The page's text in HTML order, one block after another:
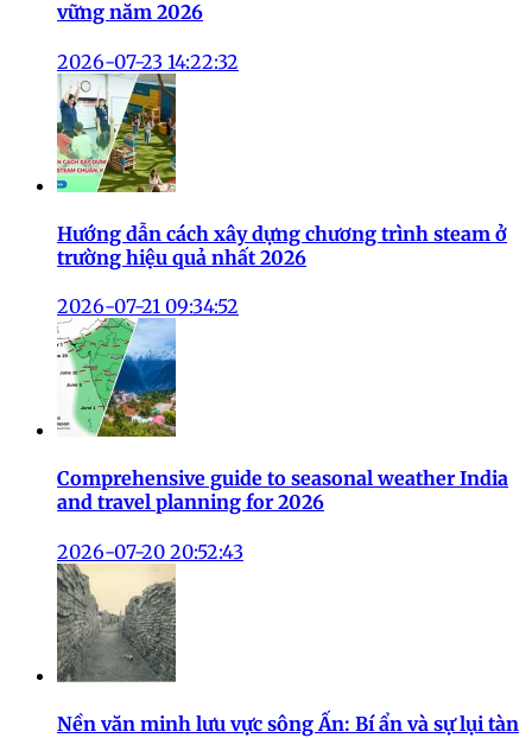
vững năm 2026
2026-07-23 14:22:32
Hướng dẫn cách xây dựng chương trình steam ở
trường hiệu quả nhất 2026
2026-07-21 09:34:52
Comprehensive guide to seasonal weather India
and travel planning for 2026
2026-07-20 20:52:43
Nền văn minh lưu vực sông Ấn: Bí ẩn và sự lụi tàn